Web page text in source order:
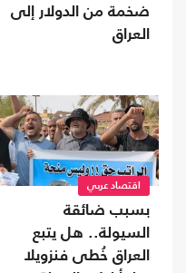
ضخمة من الدولار إلى
العراق
اقتصاد عربي
بسبب ضائقة
السيولة.. هل يتبع
العراق خُطى فنزويلا